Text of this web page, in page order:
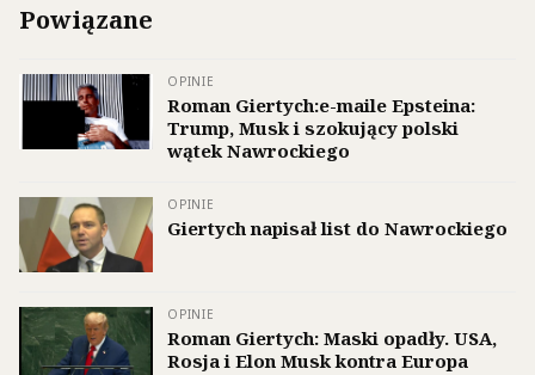
Powiązane
OPINIE
Roman Giertych:e-maile Epsteina:
Trump, Musk i szokujący polski
wątek Nawrockiego
OPINIE
Giertych napisał list do Nawrockiego
OPINIE
Roman Giertych: Maski opadły. USA,
Rosja i Elon Musk kontra Europa